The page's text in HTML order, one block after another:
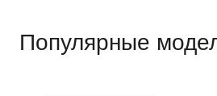
Популярные